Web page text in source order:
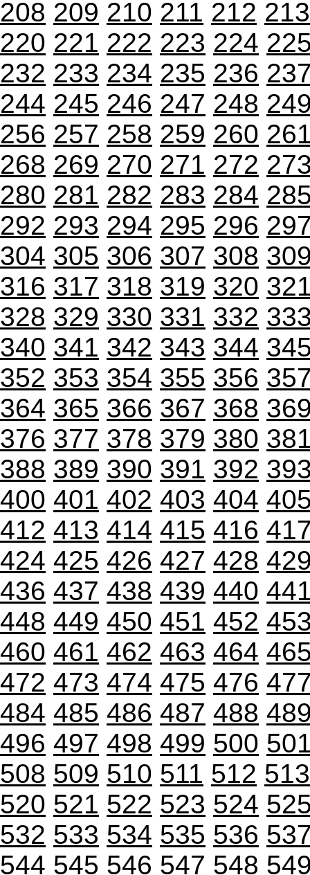
208 209 210 211 212 213
220 221 222 223 224
232 233 234 235 236
244 245 246 247 248
256 257 258 259 260
268 269 270 271 272
280 281 282 283 284
292 293 294 295 296
304 305 306 307 308
316 317 318 319 320
328 329 330 331 332
340 341 342 343 344
352 353 354 355 356
364 365 366 367 368
376 377 378 379 380
388 389 390 391 392
400 401 402 403 404
412 413 414 415 416
424 425 426 427 428
436 437 438 439 440
448 449 450 451 452
460 461 462 463 464
472 473 474 475 476
484 485 486 487 488
496 497 498 499 500
508 509 510 511 512 513
520 521 522 523 524
532 533 534 535 536
544 545 546 547 548